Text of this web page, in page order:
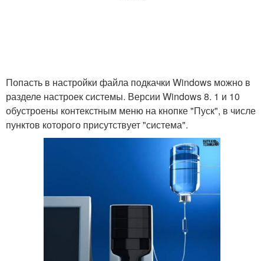
Попасть в настройки файла подкачки Windows можно в
разделе настроек системы. Версии Windows 8. 1 и 10
обустроены контекстным меню на кнопке "Пуск", в числе
пунктов которого присутствует "система".